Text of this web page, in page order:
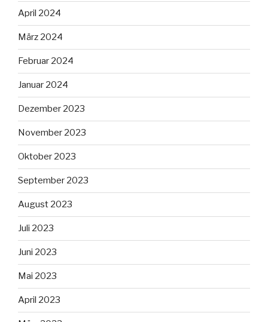
April 2024
März 2024
Februar 2024
Januar 2024
Dezember 2023
November 2023
Oktober 2023
September 2023
August 2023
Juli 2023
Juni 2023
Mai 2023
April 2023